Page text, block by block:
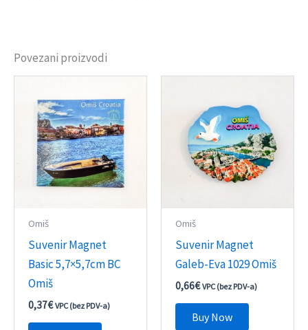
Povezani proizvodi
Omiš
Suvenir Magnet
Basic 5,7×5,7cm BC
Omiš
0,37€ VPC (bez PDV-a)
Omiš
Suvenir Magnet
Galeb-Eva 1029 Omiš
0,66€ VPC (bez PDV-a)
Buy Now